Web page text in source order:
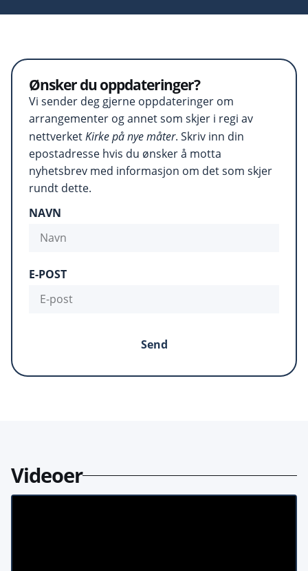
Ønsker du oppdateringer?
Vi sender deg gjerne oppdateringer om
arrangementer og annet som skjer i regi av
nettverketKirke på nye måter. Skriv inn din
epostadresse hvis du ønsker å motta
nyhetsbrev med informasjon om det som skjer
rundt dette.
NAVN
E-POST
Send
Videoer